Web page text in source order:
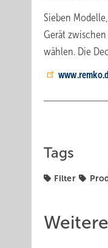
Sieben
Gerät
wählen. Die
Tags
Filter